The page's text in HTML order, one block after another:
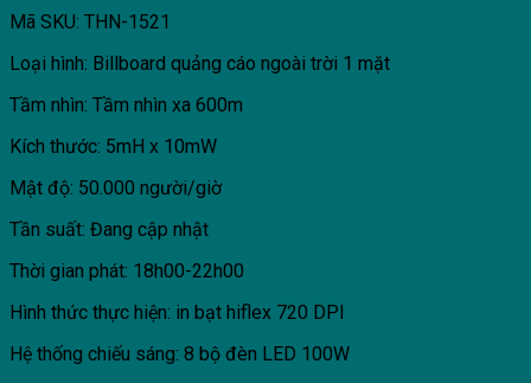
Mã SKU: THN-1521
Loại hình: Billboard quảng cáo ngoài trời 1 mặt
Tầm nhìn: Tầm nhìn xa 600m
Kích thước: 5mH x 10mW
Mật độ: 50.000 người/giờ
Tần suất: Đang cập nhật
Thời gian phát: 18h00-22h00
Hình thức thực hiện: in bạt hiflex 720 DPI
Hệ thống chiếu sáng: 8 bộ đèn LED 100W